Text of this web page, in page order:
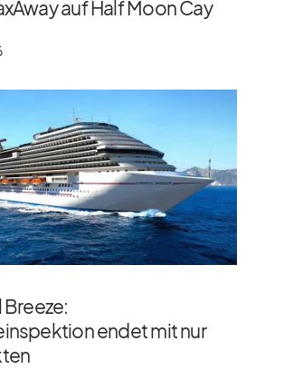
auf Half Moon Cay
Breeze:
endet mit nur